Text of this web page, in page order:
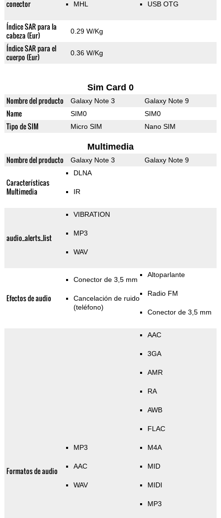
conector
MHL USB OTG
Índice SAR para la
cabeza (Eur)
0.29 W/Kg
Índice SAR para el
cuerpo (Eur)
0.36 W/Kg
Sim Card 0
Nombre del producto Galaxy Note 3 Galaxy Note 9
Name SIM0 SIM0
Tipo de SIM Micro SIM Nano SIM
Multimedia
Nombre del producto Galaxy Note 3 Galaxy Note 9
Características
Multimedia
DLNA
IR
audio_alerts_list
VIBRATION
MP3
WAV
Efectos de audio
Conector de 3,5 mm
Cancelación de ruido
(teléfono)
Altoparlante
Radio FM
Conector de 3,5 mm
Formatos de audio
MP3
AAC
WAV
AAC
3GA
AMR
RA
AWB
FLAC
M4A
MID
MIDI
MP3